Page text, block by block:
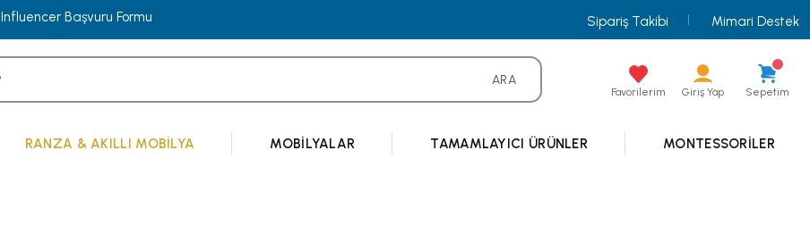
Influencer Başvuru Formu Sipariş Takibi Mimari Destek
ARA
Favorilerim Giriş Yap Sepetim
RANZA & AKILLI MOBILYA MOBILYALAR TAMAMLAYICI ÜRÜNLER MONTESSORILER